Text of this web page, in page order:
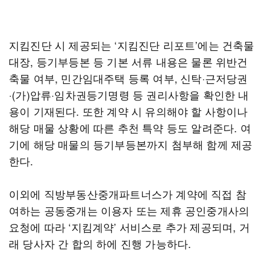
지킴진단 시 제공되는 ‘지킴진단 리포트’에는 건축물
대장, 등기부등본 등 기본 서류 내용은 물론 위반건
축물 여부, 민간임대주택 등록 여부, 신탁·근저당권
·(가)압류·임차권등기명령 등 권리사항을 확인한 내
용이 기재된다. 또한 계약 시 유의해야 할 사항이나
해당 매물 상황에 따른 추천 특약 등도 알려준다. 여
기에 해당 매물의 등기부등본까지 첨부해 함께 제공
한다.
이외에 직방부동산중개파트너스가 계약에 직접 참
여하는 공동중개는 이용자 또는 제휴 공인중개사의
요청에 따라 ‘지킴계약’ 서비스로 추가 제공되며, 거
래 당사자 간 합의 하에 진행 가능하다.